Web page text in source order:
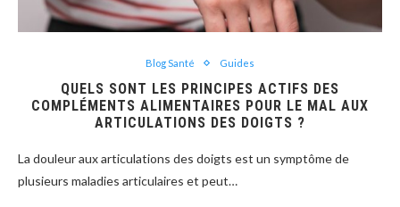
Blog Santé Guides
QUELS SONT LES PRINCIPES ACTIFS DES
COMPLÉMENTS ALIMENTAIRES POUR LE MAL AUX
ARTICULATIONS DES DOIGTS ?
La douleur aux articulations des doigts est un symptôme de
plusieurs maladies articulaires et peut…